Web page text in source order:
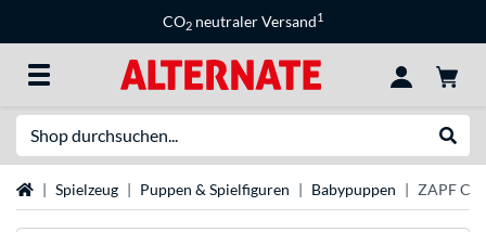
CO2 neutraler Versand1
StartseiteSpielzeug Puppen & Spielfiguren Babypuppen ZAPF